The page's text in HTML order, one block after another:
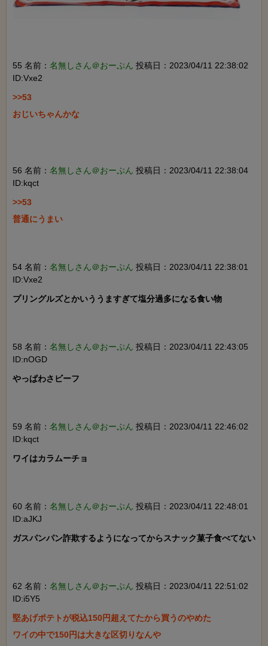
55 名前： 名無しさん＠おーぷん 投稿日：2023/04/11 22:38:02
ID:Vxe2
>>53
おじいちゃんかな
56 名前： 名無しさん＠おーぷん 投稿日：2023/04/11 22:38:04
ID:kqct
>>53
普通にうまい
54 名前： 名無しさん＠おーぷん 投稿日：2023/04/11 22:38:01
ID:Vxe2
プリングルズとかいううますぎて塩分過多になる食い物
58 名前： 名無しさん＠おーぷん 投稿日：2023/04/11 22:43:05
ID:nOGD
やっぱわさビーフ
59 名前： 名無しさん＠おーぷん 投稿日：2023/04/11 22:46:02
ID:kqct
ワイはカラムーチョ
60 名前： 名無しさん＠おーぷん 投稿日：2023/04/11 22:48:01
ID:aJKJ
ガスパンパン詐欺するようになってからスナック菓子食べてない
62 名前： 名無しさん＠おーぷん 投稿日：2023/04/11 22:51:02
ID:i5Y5
堅あげポテトが税込150円超えてたから買うのやめた
ワイの中で150円は大きな区切りなんや